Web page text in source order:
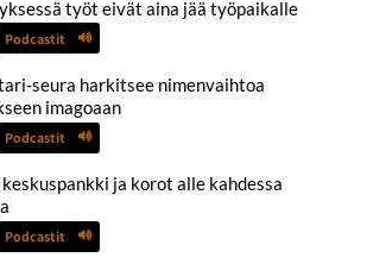
työt eivät aina jää työpaikalle
Podcastit
seura harkitsee nimenvaihtoa
imagoaan
Podcastit
keskuspankki ja korot alle kahdessa
Podcastit